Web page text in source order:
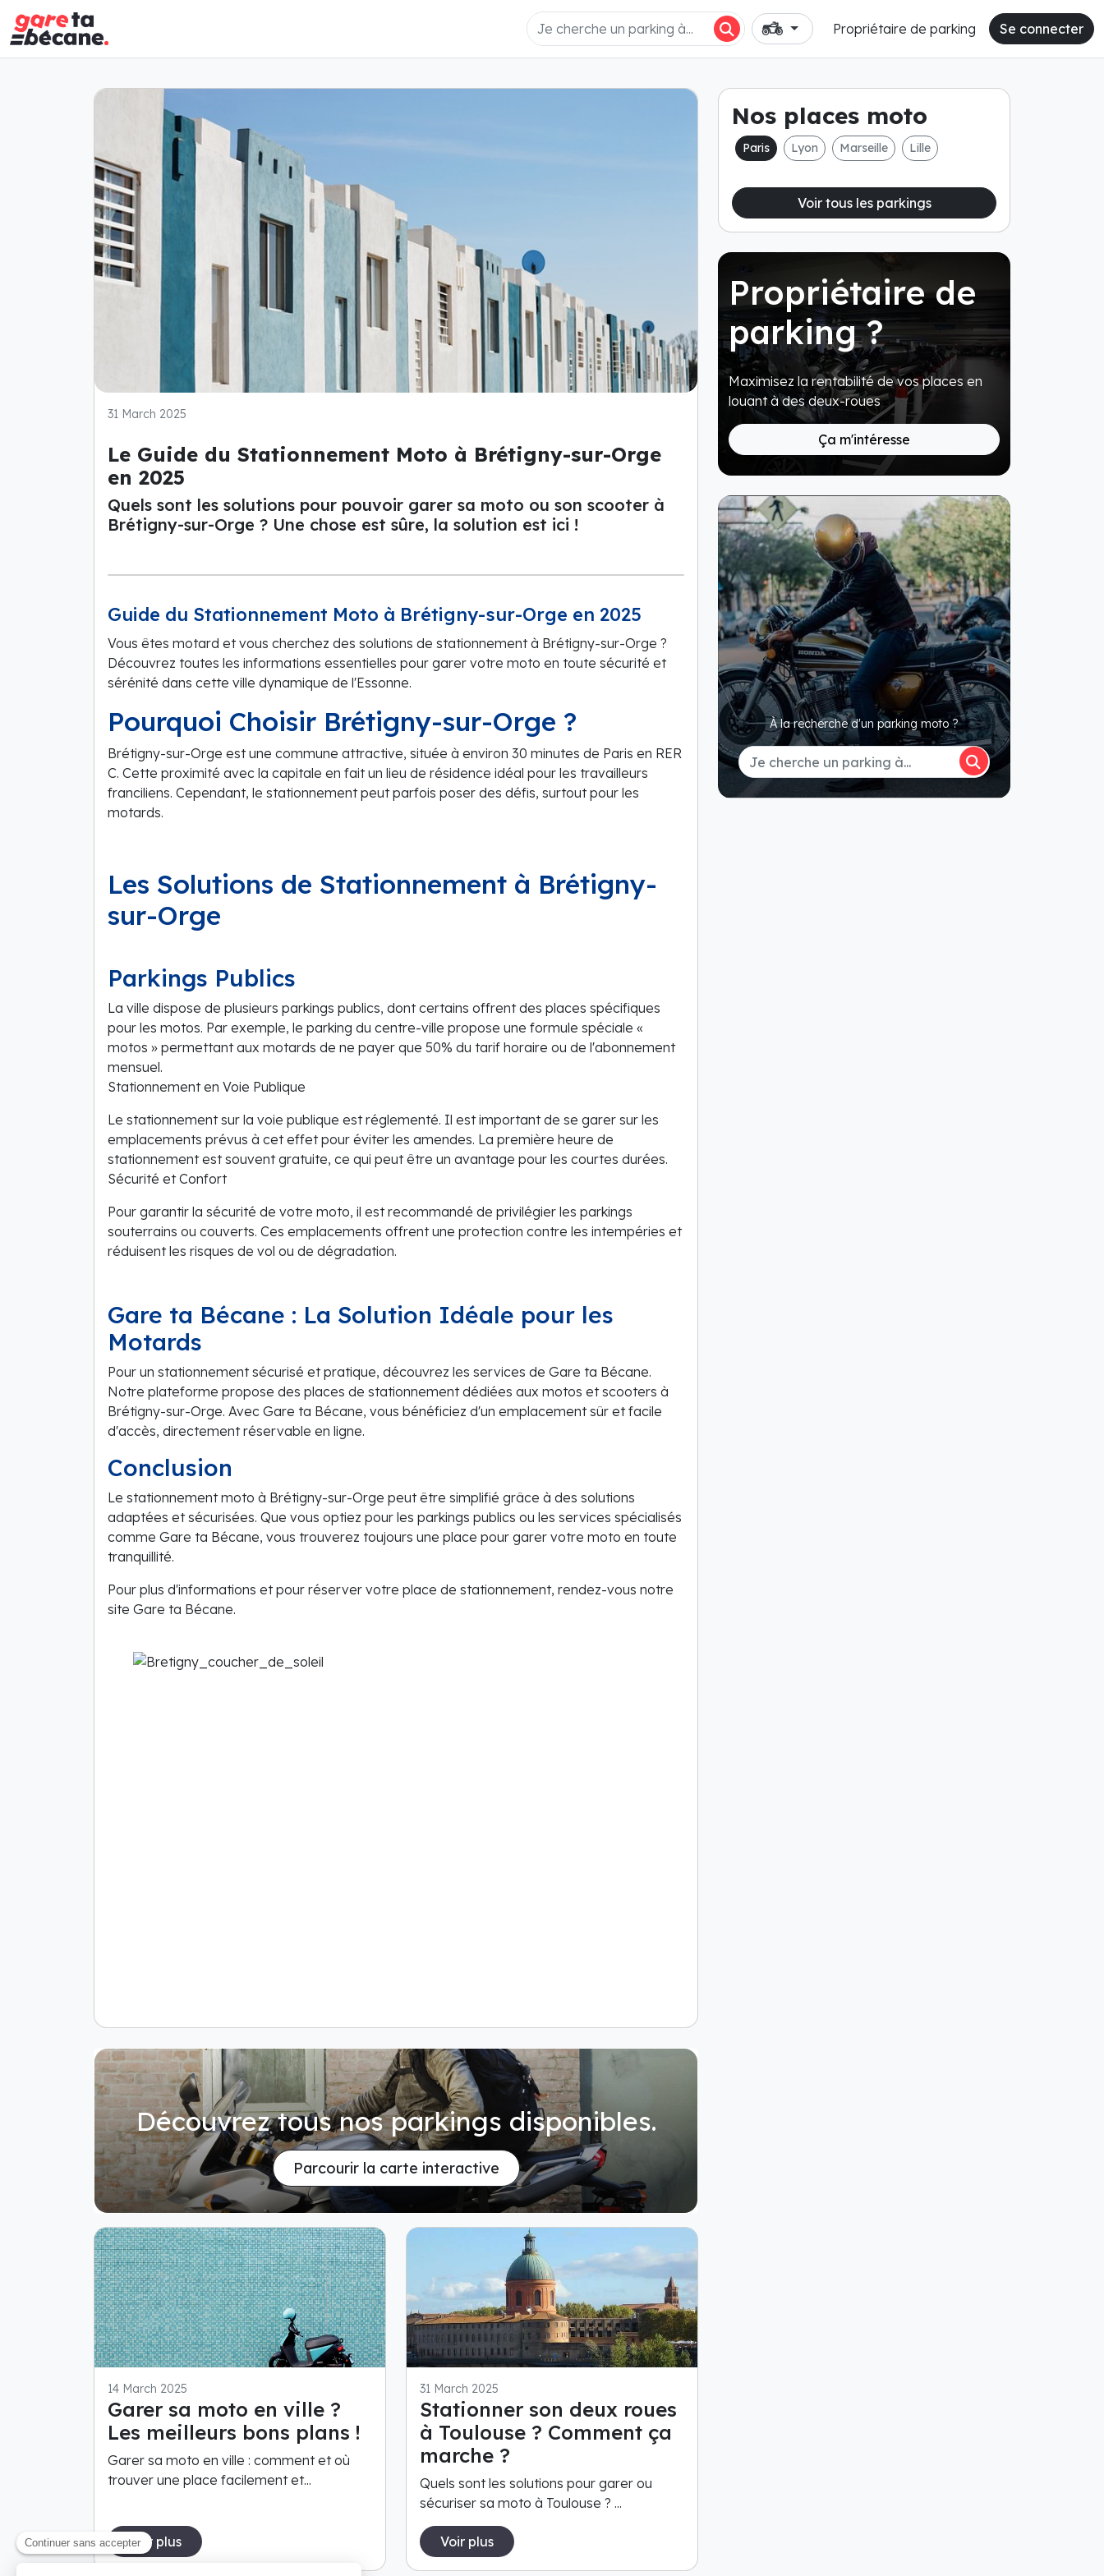
Propriétaire de parking Se connecter
31 March 2025
Le Guide du Stationnement Moto à Brétigny-sur-Orge
en 2025
Quels sont les solutions pour pouvoir garer sa moto ou son scooter à
Brétigny-sur-Orge ? Une chose est sûre, la solution est ici !
Guide du Stationnement Moto à Brétigny-sur-Orge en 2025
Vous êtes motard et vous cherchez des solutions de stationnement à Brétigny-sur-Orge ?
Découvrez toutes les informations essentielles pour garer votre moto en toute sécurité et
sérénité dans cette ville dynamique de l'Essonne.
Pourquoi Choisir Brétigny-sur-Orge ?
Brétigny-sur-Orge est une commune attractive, située à environ 30 minutes de Paris en RER
C. Cette proximité avec la capitale en fait un lieu de résidence idéal pour les travailleurs
franciliens. Cependant, le stationnement peut parfois poser des défis, surtout pour les
motards.
Les Solutions de Stationnement à Brétigny-
sur-Orge
Parkings Publics
La ville dispose de plusieurs parkings publics, dont certains offrent des places spécifiques
pour les motos. Par exemple, le parking du centre-ville propose une formule spéciale «
motos » permettant aux motards de ne payer que 50% du tarif horaire ou de l'abonnement
mensuel.
Stationnement en Voie Publique
Le stationnement sur la voie publique est réglementé. Il est important de se garer sur les
emplacements prévus à cet effet pour éviter les amendes. La première heure de
stationnement est souvent gratuite, ce qui peut être un avantage pour les courtes durées.
Sécurité et Confort
Pour garantir la sécurité de votre moto, il est recommandé de privilégier les parkings
souterrains ou couverts. Ces emplacements offrent une protection contre les intempéries et
réduisent les risques de vol ou de dégradation.
Gare ta Bécane : La Solution Idéale pour les
Motards
Pour un stationnement sécurisé et pratique, découvrez les services de Gare ta Bécane.
Notre plateforme propose des places de stationnement dédiées aux motos et scooters à
Brétigny-sur-Orge. Avec Gare ta Bécane, vous bénéficiez d'un emplacement sûr et facile
d'accès, directement réservable en ligne.
Conclusion
Le stationnement moto à Brétigny-sur-Orge peut être simplifié grâce à des solutions
adaptées et sécurisées. Que vous optiez pour les parkings publics ou les services spécialisés
comme Gare ta Bécane, vous trouverez toujours une place pour garer votre moto en toute
tranquillité.
Pour plus d'informations et pour réserver votre place de stationnement, rendez-vous notre
site Gare ta Bécane.
Découvrez tous nos parkings disponibles.
Parcourir la carte interactive
14 March 2025
Garer sa moto en ville ?
Les meilleurs bons plans !
Garer sa moto en ville : comment et où
trouver une place facilement et...
Voir plus
31 March 2025
Stationner son deux roues
à Toulouse ? Comment ça
marche ?
Quels sont les solutions pour garer ou
sécuriser sa moto à Toulouse ? ...
Voir plus
Nos places moto
Paris Lyon Marseille Lille
Voir tous les parkings
Propriétaire de
parking ?
Maximisez la rentabilité de vos places en
louant à des deux-roues
Ça m'intéresse
À la recherche d'un parking moto ?